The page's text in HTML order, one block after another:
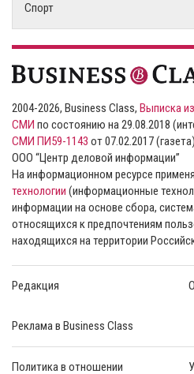
Спорт
2004-2026, Business Class, Выписка
СМИ по состоянию на 29.08.2018
СМИ ПИ59-1143 от 07.02.2017 (газета)
ООО “Центр деловой информации”
На информационном ресурсе
технологии (информационные
информации на основе сбора,
относящихся к предпочтениям
находящихся на территории
Редакция
Реклама в Business Class
Политика в отношении